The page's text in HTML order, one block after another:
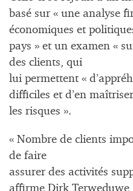
basé sur « une analyse
économiques et
pays » et un examen «
des clients, qui
lui permettent «
difficiles et d’en maîtriser
les risques ».
« Nombre de clients
de faire
assurer des activités
affirme Dirk